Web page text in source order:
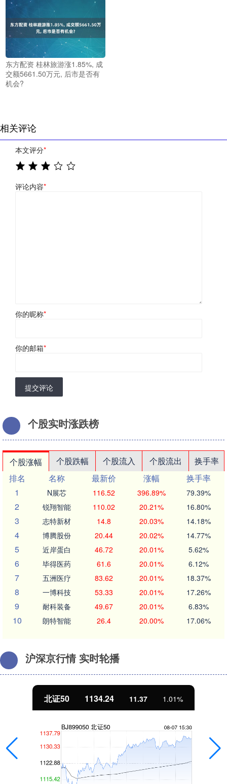
东方配资 桂林旅游涨1.85%, 成
交额5661.50万元, 后市是否有
机会?
相关评论
本文评分*
评论内容*
你的昵称*
你的邮箱*
提交评论
个股实时涨跌榜
个股涨幅 个股跌幅 个股流入 个股流出
换手率
排名
名称 最新价 涨幅
换手率
1
N展芯 116.52 396.89% 79.39%
2 锐翔智能 110.02 20.21% 16.80%
3 志特新材 14.8 20.03% 14.18%
4 博腾股份 20.44 20.02% 14.77%
5 近岸蛋白 46.72 20.01% 5.62%
6 毕得医药 61.6 20.01% 6.12%
7 五洲医疗 83.62 20.01% 18.37%
8 一博科技 53.33 20.01% 17.26%
9 耐科装备 49.67 20.01% 6.83%
10 朗特智能 26.4 20.00% 17.06%
沪深京行情 实时轮播
北证50 1134.24 11.37 1.01%